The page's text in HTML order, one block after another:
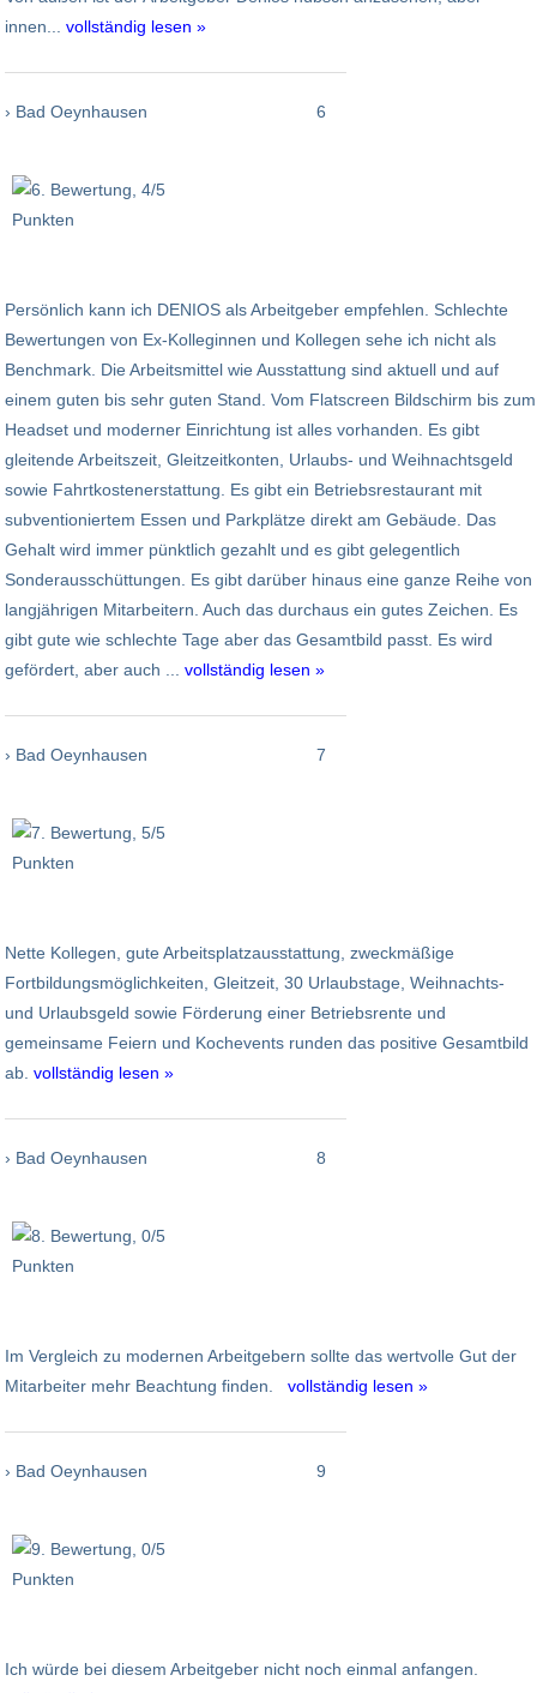
innen... vollständig lesen »
› Bad Oeynhausen 6
Persönlich kann ich DENIOS als Arbeitgeber empfehlen. Schlechte
Bewertungen von Ex-Kolleginnen und Kollegen sehe ich nicht als
Benchmark. Die Arbeitsmittel wie Ausstattung sind aktuell und auf
einem guten bis sehr guten Stand. Vom Flatscreen Bildschirm bis zum
Headset und moderner Einrichtung ist alles vorhanden. Es gibt
gleitende Arbeitszeit, Gleitzeitkonten, Urlaubs- und Weihnachtsgeld
sowie Fahrtkostenerstattung. Es gibt ein Betriebsrestaurant mit
subventioniertem Essen und Parkplätze direkt am Gebäude. Das
Gehalt wird immer pünktlich gezahlt und es gibt gelegentlich
Sonderausschüttungen. Es gibt darüber hinaus eine ganze Reihe von
langjährigen Mitarbeitern. Auch das durchaus ein gutes Zeichen. Es
gibt gute wie schlechte Tage aber das Gesamtbild passt. Es wird
gefördert, aber auch ... vollständig lesen »
› Bad Oeynhausen 7
Nette Kollegen, gute Arbeitsplatzausstattung, zweckmäßige
Fortbildungsmöglichkeiten, Gleitzeit, 30 Urlaubstage, Weihnachts-
und Urlaubsgeld sowie Förderung einer Betriebsrente und
gemeinsame Feiern und Kochevents runden das positive Gesamtbild
ab. vollständig lesen »
› Bad Oeynhausen 8
Im Vergleich zu modernen Arbeitgebern sollte das wertvolle Gut der
Mitarbeiter mehr Beachtung finden. vollständig lesen »
› Bad Oeynhausen 9
Ich würde bei diesem Arbeitgeber nicht noch einmal anfangen.